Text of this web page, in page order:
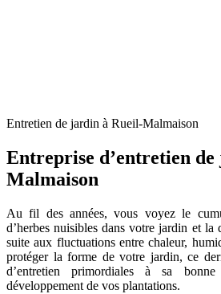
Entretien de jardin à Rueil-Malmaison
Entreprise d’entretien
Malmaison
Au fil des années, vous voyez le
d’herbes nuisibles dans votre jardin et la
suite aux fluctuations entre chaleur,
protéger la forme de votre jardin, ce
d’entretien primordiales à sa
développement de vos plantations.